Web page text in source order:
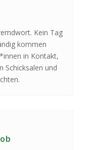
Kein Tag
kommen
in Kontakt,
Schicksalen und